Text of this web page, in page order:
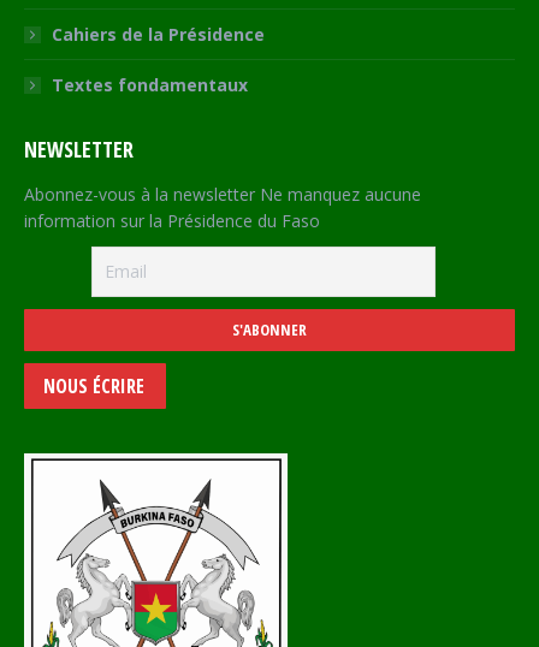
Cahiers de la Présidence
Textes fondamentaux
NEWSLETTER
Abonnez-vous à la newsletter Ne manquez aucune
information sur la Présidence du Faso
NOUS ÉCRIRE